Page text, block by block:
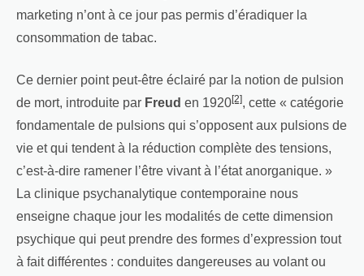
marketing n’ont à ce jour pas permis d’éradiquer la
consommation de tabac.
Ce dernier point peut-être éclairé par la notion de pulsion
de mort, introduite par Freud en 1920[2], cette « catégorie
fondamentale de pulsions qui s’opposent aux pulsions de
vie et qui tendent à la réduction complète des tensions,
c’est-à-dire ramener l’être vivant à l’état anorganique. »
La clinique psychanalytique contemporaine nous
enseigne chaque jour les modalités de cette dimension
psychique qui peut prendre des formes d’expression tout
à fait différentes : conduites dangereuses au volant ou